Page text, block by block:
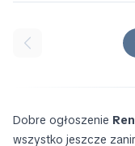
Dobre ogłoszenie
wszystko jeszcze